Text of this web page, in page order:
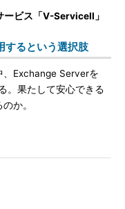
ビス「V-ServiceII」
るという選択肢
、Exchange Serverを
。果たして安心できる
か。